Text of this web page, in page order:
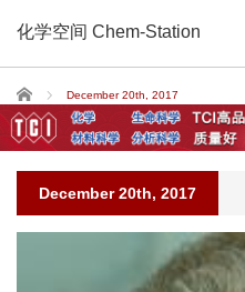
化学空间 Chem-Station
Home December 20th, 2017
December 20th, 2017